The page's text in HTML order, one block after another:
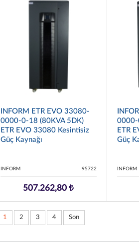
INFORM ETR EVO 33080-
0000-0-18 (80KVA 5DK)
ETR EVO 33080 Kesintisiz
Güç Kaynağı
INFORM 95722
507.262,80 ₺
0000-
ETR
Güç
INFORM
1 2 3 4 Son